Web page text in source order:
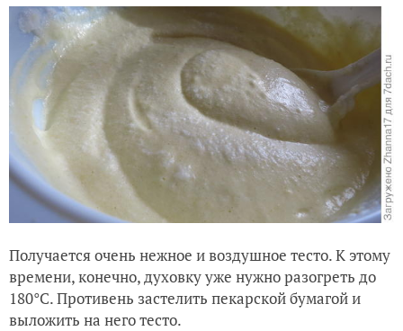
Получается очень нежное и воздушное тесто. К этому
времени, конечно, духовку уже нужно разогреть до
180°C. Противень застелить пекарской бумагой и
выложить на него тесто.